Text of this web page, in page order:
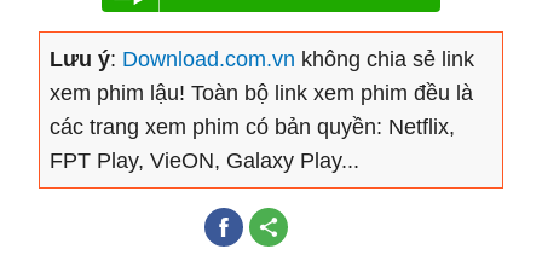
Lưu ý: Download.com.vn không chia sẻ link
xem phim lậu! Toàn bộ link xem phim đều là
các trang xem phim có bản quyền: Netflix,
FPT Play, VieON, Galaxy Play...